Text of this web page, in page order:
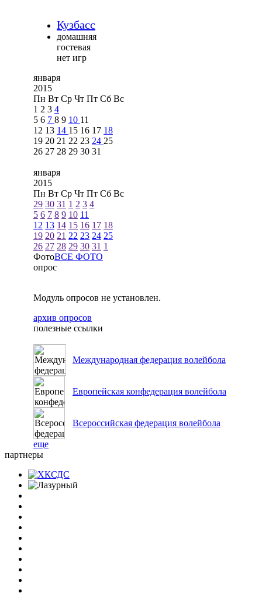
Кузбасс
домашняя
гостевая
нет игр
января
2015
Пн Вт Ср Чт Пт Сб Вс
1 2 3 4
5 6 7 8 9 10 11
12 13 14 15 16 17 18
19 20 21 22 23 24 25
26 27 28 29 30 31
января
2015
Пн Вт Ср Чт Пт Сб Вс
29 30 31 1 2 3 4
5 6 7 8 9 10 11
12 13 14 15 16 17 18
19 20 21 22 23 24 25
26 27 28 29 30 31 1
ФотоВСЕ ФОТО
опрос
Модуль опросов не установлен.
архив опросов
полезные ссылки
Международная федерация волейбола
Европейская конфедерация волейбола
Всероссийская федерация волейбола
еще
партнеры